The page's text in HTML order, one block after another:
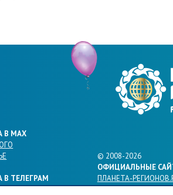
В МАХ
ТЕЛЕГРАМ
© 2008-2026
ОФИЦИАЛЬНЫЕ
ПЛАНЕТА-
КФС-ПЛАНЕТА-